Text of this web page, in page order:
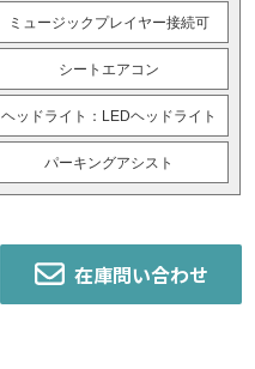
ミュージックプレイヤー接続可
シートエアコン
ヘッドライト：LEDヘッドライト
パーキングアシスト
在庫問い合わせ